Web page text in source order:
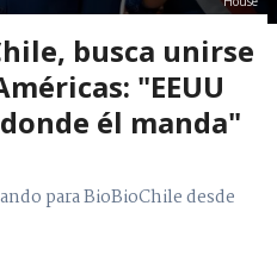
busca unirse
"EEUU
él manda"
para BioBioChile desde